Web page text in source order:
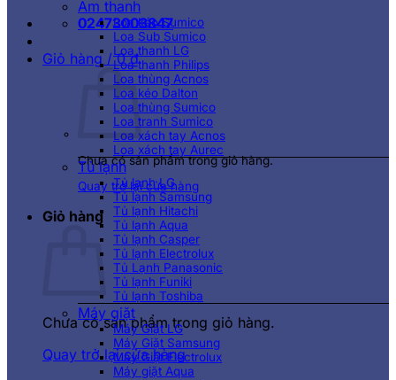
02473003847
Giỏ hàng /0₫
Chưa có sản phẩm trong giỏ hàng.
Quay trở lại cửa hàng
Giỏ hàng
Chưa có sản phẩm trong giỏ hàng.
Quay trở lại cửa hàng
Âm thanh
Loa kéo Sumico
Loa Sub Sumico
Loa thanh LG
Loa thanh Philips
Loa thùng Acnos
Loa kéo Dalton
Loa thùng Sumico
Loa tranh Sumico
Loa xách tay Acnos
Loa xách tay Aurec
Tủ lạnh
Tủ lạnh LG
Tủ lạnh Samsung
Tủ lạnh Hitachi
Tủ lạnh Aqua
Tủ lạnh Casper
Tủ lạnh Electrolux
Tủ Lạnh Panasonic
Tủ lạnh Funiki
Tủ lạnh Toshiba
Máy giặt
Máy Giặt LG
Máy Giặt Samsung
Máy Giặt Electrolux
Máy giặt Aqua